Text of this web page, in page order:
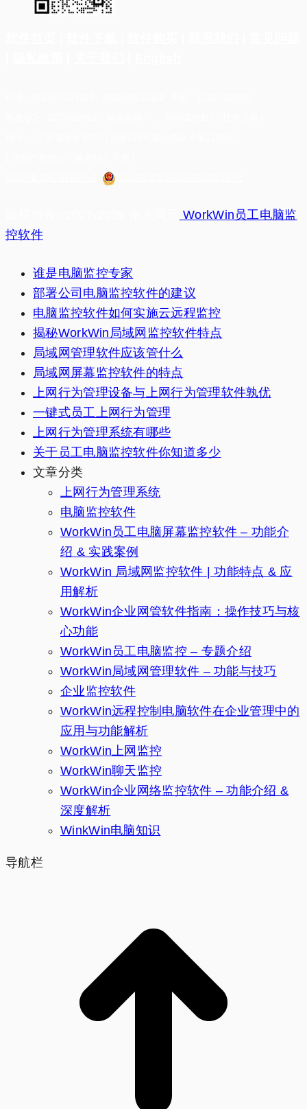
WorkWin员工电脑监
控软件
谁是电脑监控专家
部署公司电脑监控软件的建议
电脑监控软件如何实施云远程监控
揭秘WorkWin局域网监控软件特点
局域网管理软件应该管什么
局域网屏幕监控软件的特点
上网行为管理设备与上网行为管理软件孰优
一键式员工上网行为管理
上网行为管理系统有哪些
关于员工电脑监控软件你知道多少
文章分类
上网行为管理系统
电脑监控软件
WorkWin员工电脑屏幕监控软件 – 功能介
绍 & 实践案例
WorkWin 局域网监控软件 | 功能特点 & 应
用解析
WorkWin企业网管软件指南：操作技巧与核
心功能
WorkWin员工电脑监控 – 专题介绍
WorkWin局域网管理软件 – 功能与技巧
企业监控软件
WorkWin远程控制电脑软件在企业管理中的
应用与功能解析
WorkWin上网监控
WorkWin聊天监控
WorkWin企业网络监控软件 – 功能介绍 &
深度解析
WinkWin电脑知识
导航栏